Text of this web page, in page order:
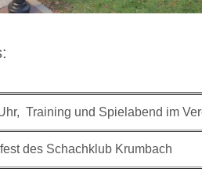
Training und Spielabend im
des Schachklub Krumbach